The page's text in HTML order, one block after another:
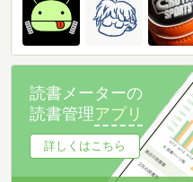
読書メーターの
読書管理アプリ
詳しくはこちら